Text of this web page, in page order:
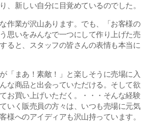
、新しい自分に目覚めているのでした。
作業が沢山あります。でも、「お客様の
思いをみんなで一つにして作り上げた売
ると、スタッフの皆さんの表情も本当に
「まあ！素敵！」と楽しそうに売場に入
な商品と出会っていただける。そして欲
お買い上げいただく。・・・そんな経験
いく販売員の方々は、いつも売場に元気
様へのアイディアも沢山持っています。